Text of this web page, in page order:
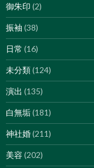
御朱印 (2)
振袖 (38)
日常 (16)
未分類(124)
演出 (135)
白無垢(181)
神社婚(211)
美容 (202)